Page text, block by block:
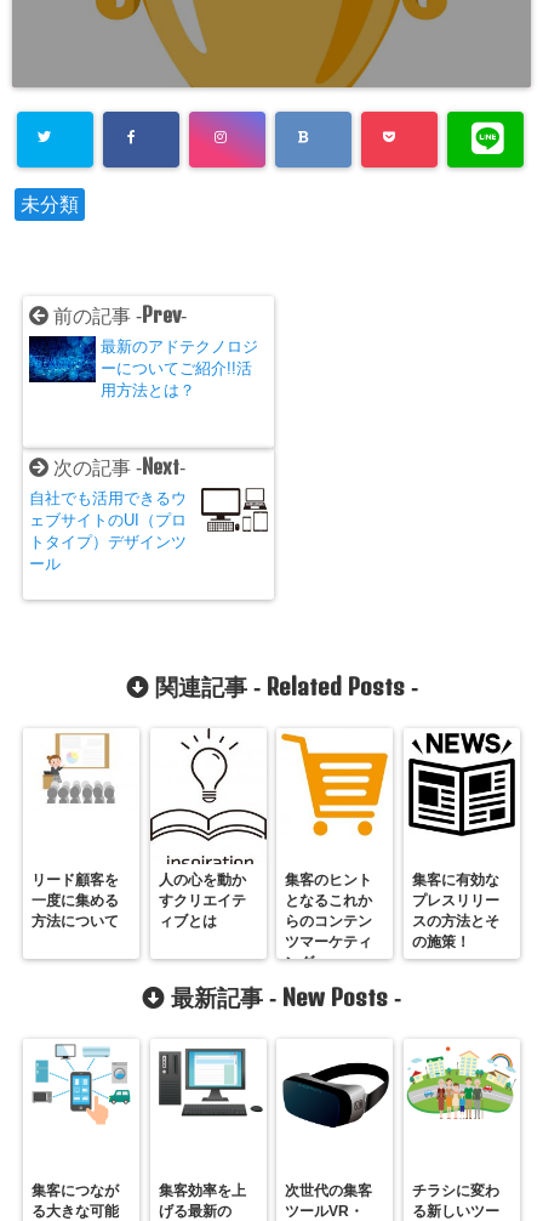
未分類
前の記事 -Prev-
最新のアドテクノロジ
ーについてご紹介!!活
用方法とは？
次の記事 -Next-
自社でも活用できるウ
ェブサイトのUI（プロ
トタイプ）デザインツ
ール
関連記事 - Related Posts-
リード顧客を
一度に集める
方法について
人の心を動か
すクリエイテ
ィブとは
集客のヒント
となるこれか
らのコンテン
ツマーケティ
ング
集客に有効な
プレスリリー
スの方法とそ
の施策！
最新記事 - New Posts -
集客につなが
る大きな可能
集客効率を上
げる最新の
次世代の集客
ツールVR・
チラシに変わ
る新しいツー